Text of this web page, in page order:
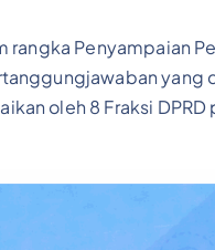
rangka Penyampaian
yang
oleh 8 Fraksi DPRD